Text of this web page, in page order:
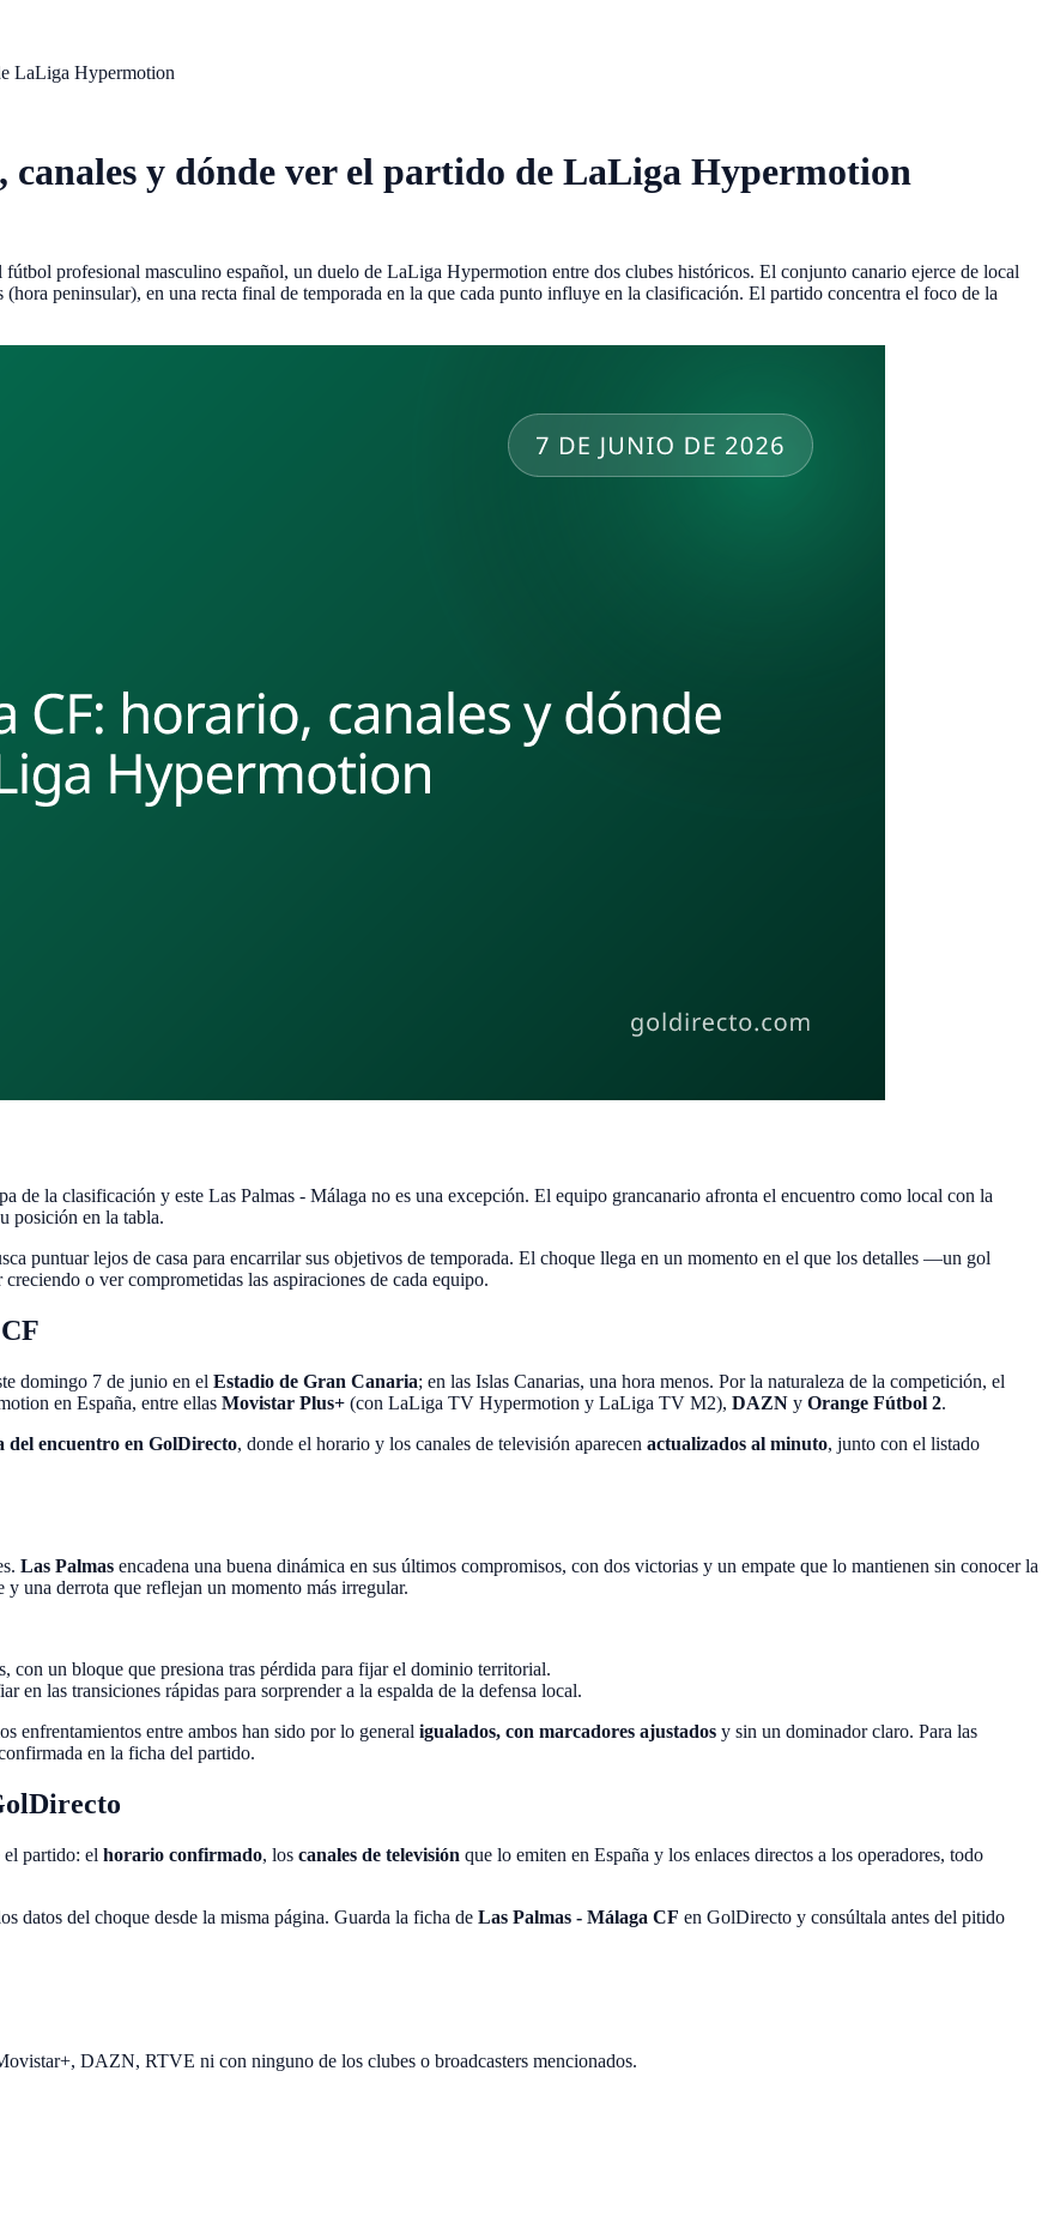
LaLiga Hypermotion
y dónde ver el partido de LaLiga Hypermotion
profesional masculino español, un duelo de LaLiga Hypermotion entre dos clubes históricos. El conjunto canario ejerce de local
peninsular), en una recta final de temporada en la que cada punto influye en la clasificación. El partido concentra el foco de la
de la clasificación y este Las Palmas - Málaga no es una excepción. El equipo grancanario afronta el encuentro como local con la
posición en la tabla.
puntuar lejos de casa para encarrilar sus objetivos de temporada. El choque llega en un momento en el que los detalles —un gol
o ver comprometidas las aspiraciones de cada equipo.
domingo 7 de junio en el Estadio de Gran Canaria; en las Islas Canarias, una hora menos. Por la naturaleza de la competición, el
en España, entre ellas Movistar Plus+ (con LaLiga TV Hypermotion y LaLiga TV M2), DAZN y Orange Fútbol 2.
del encuentro en GolDirecto, donde el horario y los canales de televisión aparecen actualizados al minuto, junto con el listado
Las Palmas encadena una buena dinámica en sus últimos compromisos, con dos victorias y un empate que lo mantienen sin conocer la
una derrota que reflejan un momento más irregular.
con un bloque que presiona tras pérdida para fijar el dominio territorial.
las transiciones rápidas para sorprender a la espalda de la defensa local.
enfrentamientos entre ambos han sido por lo general igualados, con marcadores ajustados y sin un dominador claro. Para las
en la ficha del partido.
el partido: el horario confirmado, los canales de televisión que lo emiten en España y los enlaces directos a los operadores, todo
datos del choque desde la misma página. Guarda la ficha de Las Palmas - Málaga CF en GolDirecto y consúltala antes del pitido
DAZN, RTVE ni con ninguno de los clubes o broadcasters mencionados.